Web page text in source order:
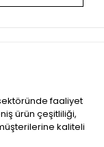
faaliyet
ürün çeşitliliği,
kaliteli